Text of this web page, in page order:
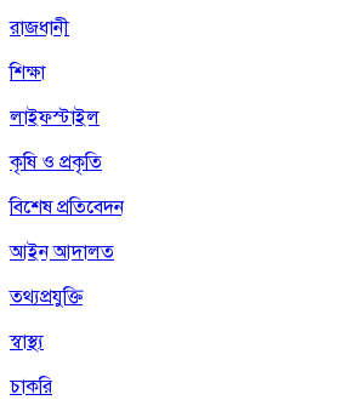
রাজধানী
শিক্ষা
লাইফস্টাইল
কৃষি ও প্রকৃতি
বিশেষ প্রতিবেদন
আইন আদালত
তথ্যপ্রযুক্তি
স্বাস্থ্য
চাকরি